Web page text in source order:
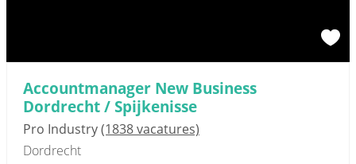
Accountmanager New Business
Dordrecht / Spijkenisse
Pro Industry(1838 vacatures)
Dordrecht